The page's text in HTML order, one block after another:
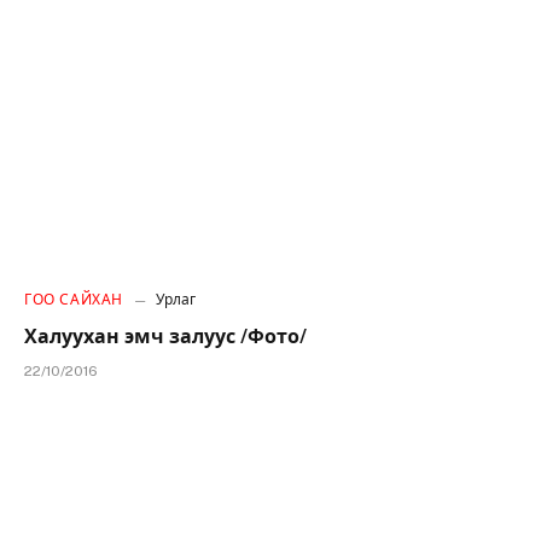
ГОО САЙХАН Урлаг
Халуухан эмч залуус /Фото/
22/10/2016